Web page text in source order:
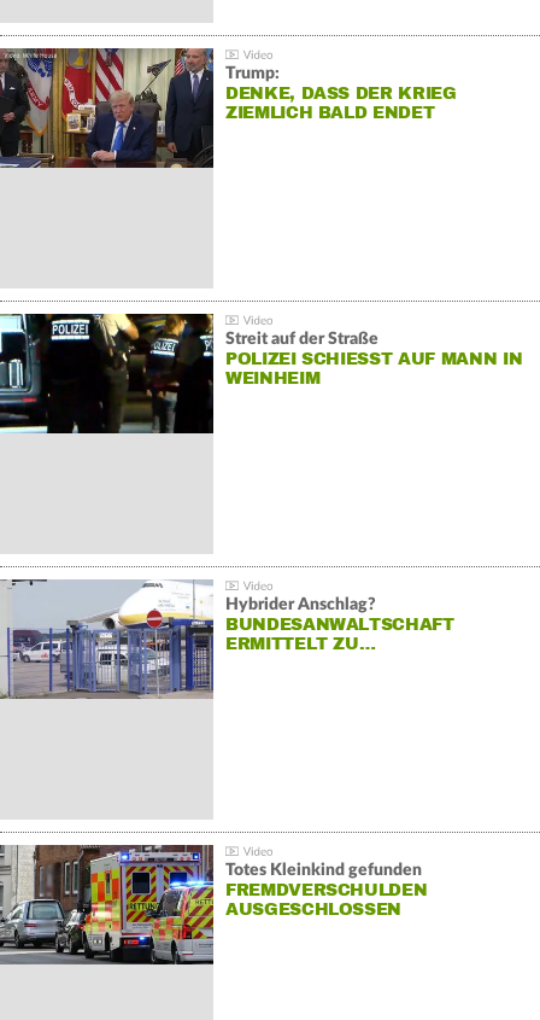
Trump:
DENKE, DASS DER KRIEG
ZIEMLICH BALD ENDET
Streit auf der Straße
POLIZEI SCHIESST AUF MANN IN W
EINHEIM
Hybrider Anschlag?
BUNDESANWALTSCHAFT
ERMITTELT ZU…
Totes Kleinkind gefunden
FREMDVERSCHULDEN
AUSGESCHLOSSEN